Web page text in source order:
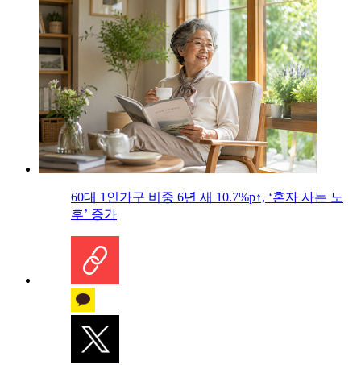
60대 1인가구 비중 6년 새 10.7%p↑, ‘혼자 사는 노
후’ 증가